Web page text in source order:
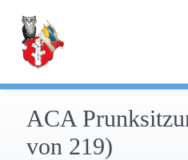
springen
ACA
von 219)